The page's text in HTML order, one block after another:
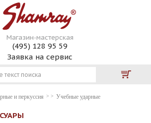
Магазин-мастерская
(495) 128 95 59
Заявка на сервис
и перкуссия Учебные ударные